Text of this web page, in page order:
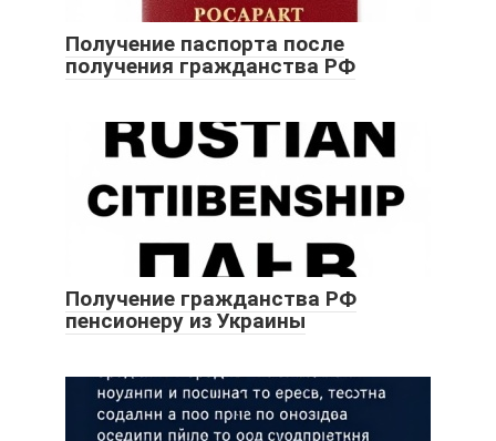
Получение паспорта после
получения гражданства РФ
Получение гражданства РФ
пенсионеру из Украины